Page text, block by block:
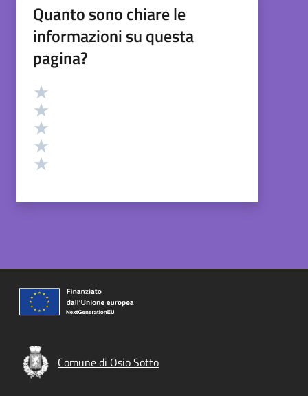
Quanto sono chiare le
informazioni su questa
pagina?
Valutazione
Comune di Osio Sotto